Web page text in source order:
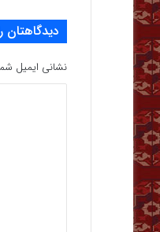
دیدگاهتان
نشانی ایمیل